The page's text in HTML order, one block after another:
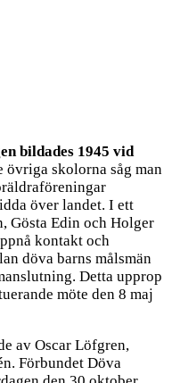
bildades 1945 vid
övriga skolorna såg man
över landet. I ett
Gösta Edin och Holger
kontakt och
döva barns målsmän
Detta upprop
möte den 8 maj
av Oscar Löfgren,
Förbundet Döva